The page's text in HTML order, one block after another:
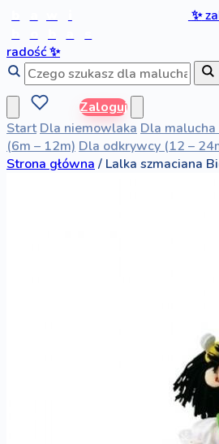
✨
radość✨
Zaloguj
Start Dla niemowlaka Dla
(6m – 12m) Dla odkrywcy (12 –
Strona główna / Lalka szmaciana